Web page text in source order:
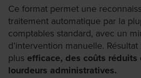
Ce format permet une
traitement automatique par la
comptables standard, avec un
d’intervention manuelle.
plus efficace, des coûts réduits
lourdeurs administratives.